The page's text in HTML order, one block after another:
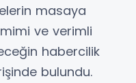
masaya
ve verimli
habercilik
bulundu.